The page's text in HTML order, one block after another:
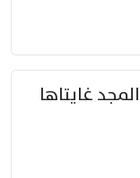
غايتاها